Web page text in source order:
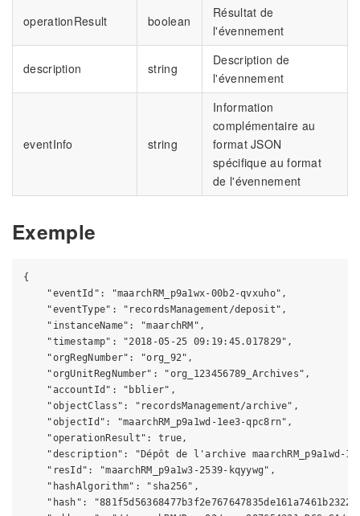
operationResult boolean
Résultat de
l'évennement
description string
Description de
l'évennement
eventInfo string
Information
complémentaire au
format JSON
spécifique au format
de l'évennement
Exemple
{
    "eventId": "maarchRM_p9a1wx-00b2-qvxuho",
    "eventType": "recordsManagement/deposit",
    "instanceName": "maarchRM",
    "timestamp": "2018-05-25 09:19:45.017829",
    "orgRegNumber": "org_92",
    "orgUnitRegNumber": "org_123456789_Archives",
    "accountId": "bblier",
    "objectClass": "recordsManagement/archive",
    "objectId": "maarchRM_p9a1wd-1ee3-qpc8rn",
    "operationResult": true,
"description": "Dépôt de l'archive maarchRM_p9a1wd-
    "resId": "maarchRM_p9a1w3-2539-kqyywg",
    "hashAlgorithm": "sha256",
"hash":